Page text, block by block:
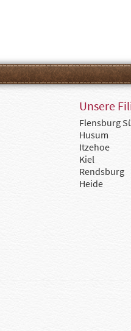
Unsere
Flensburg
Husum
Itzehoe
Kiel
Rendsburg
Heide